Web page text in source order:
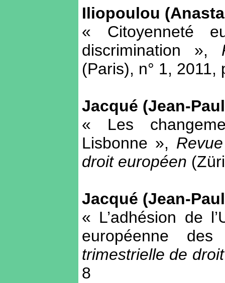
Iliopoulou
« Citoyenneté
discrimination »,
(Paris), n° 1, 2011,
Jacqué (Jean-
« Les
Lisbonne »,
droit européen
Jacqué (Jean-
« L’adhésion de
européenne
trimestrielle de
8